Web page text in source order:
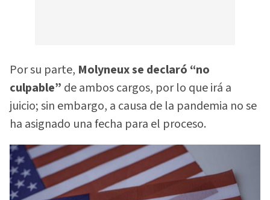
Por su parte, Molyneux se declaró “no
culpable” de ambos cargos, por lo que irá a
juicio; sin embargo, a causa de la pandemia no se
ha asignado una fecha para el proceso.